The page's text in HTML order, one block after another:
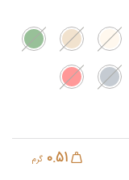
0.51 گرم